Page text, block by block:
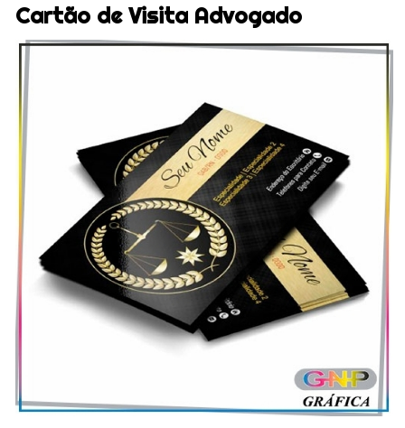
Cartão de Visita Advogado